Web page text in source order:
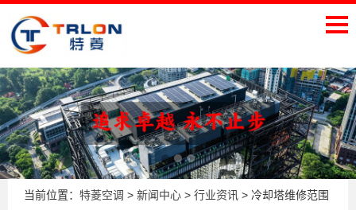
当前位置： 特菱空调 > 新闻中心 > 行业资讯 > 冷却塔维修范围